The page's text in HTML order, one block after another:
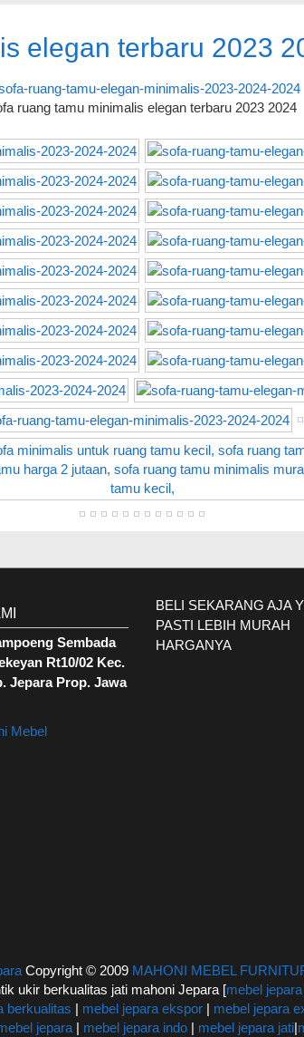
elegan terbaru 2023
ruang tamu minimalis elegan terbaru 2023 2024
Sembada
Rt10/02 Kec.
Jepara Prop. Jawa
Mebel
BELI SEKARANG AJA
PASTI LEBIH MURAH
HARGANYA
Copyright © 2009 MAHONI MEBEL
ukir berkualitas jati mahoni Jepara [mebel jepara
berkualitas | mebel jepara ekspor | mebel jepara
jepara | mebel jepara indo | mebel jepara jati|